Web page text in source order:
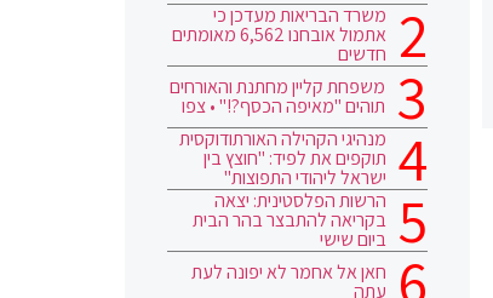
משרד הבריאות מעדכן כי
אתמול אובחנו 6,562 מאומתים
חדשים
משפחת קליין מחתנת והאורחים
תוהים "מאיפה הכסף?!" • צפו
מנהיגי הקהילה האורתודוקסית
תוקפים את לפיד: "חוצץ בין
ישראל ליהודי התפוצות"
הרשות הפלסטינית: יצאה
בקריאה להתבצר בהר הבית
ביום שישי
חאן אל אחמר לא יפונה לעת
עתה